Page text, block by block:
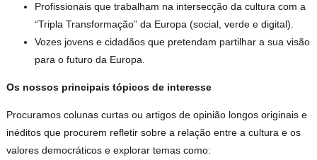
Profissionais que trabalham na intersecção da cultura com a
“Tripla Transformação” da Europa (social, verde e digital).
Vozes jovens e cidadãos que pretendam partilhar a sua visão
para o futuro da Europa.
Os nossos principais tópicos de interesse
Procuramos colunas curtas ou artigos de opinião longos originais e
inéditos que procurem refletir sobre a relação entre a cultura e os
valores democráticos e explorar temas como: